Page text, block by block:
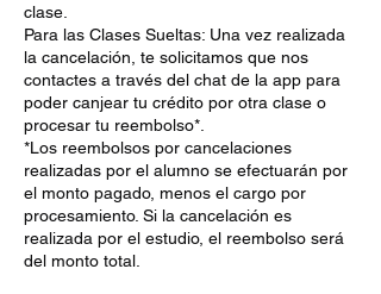
clase.
Para las Clases Sueltas: Una vez realizada
la cancelación, te solicitamos que nos
contactes a través del chat de la app para
poder canjear tu crédito por otra clase o
procesar tu reembolso*.
*Los reembolsos por cancelaciones
realizadas por el alumno se efectuarán por
el monto pagado, menos el cargo por
procesamiento. Si la cancelación es
realizada por el estudio, el reembolso será
del monto total.